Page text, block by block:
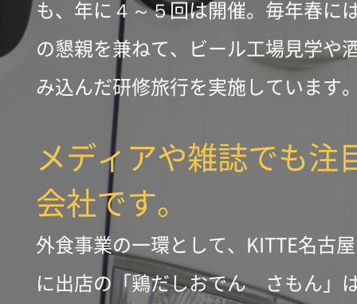
も、年に４～５回は開催。毎年春に
の懇親を兼ねて、ビール工場見学や
み込んだ研修旅行を実施しています
メディアや雑誌でも注
会社です。
外食事業の一環として、KITTE名古
に出店の「鶏だしおでん さもん」